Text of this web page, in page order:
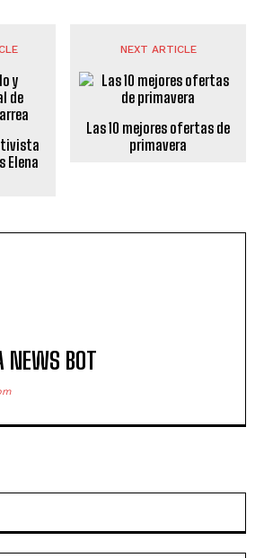
Elena
NEXT ARTICLE
Las 10 mejores ofertas de
primavera
NEWS BOT